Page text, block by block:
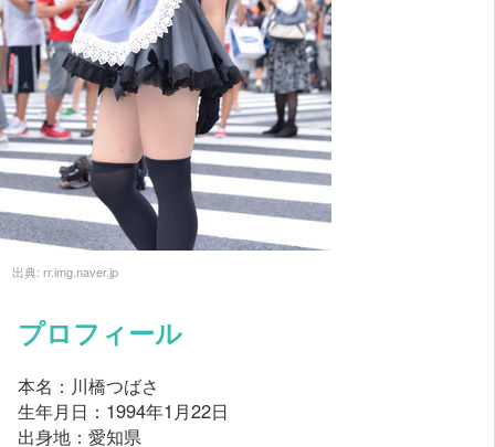
出典: rr.img.naver.jp
プロフィール
本名：川橋つばさ
生年月日：1994年1月22日
出身地：愛知県